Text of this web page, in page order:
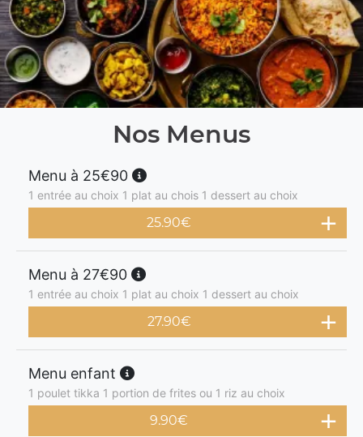
Nos Menus
Menu à 25€90
1 entrée au choix 1 plat au chois 1 dessert au choix
25.90€
Menu à 27€90
1 entrée au choix 1 plat au choix 1 dessert au choix
27.90€
Menu enfant
1 poulet tikka 1 portion de frites ou 1 riz au choix
9.90€